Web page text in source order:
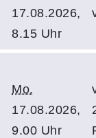
17.08.2026,
8.15 Uhr
Mo.
17.08.2026,
9.00 Uhr